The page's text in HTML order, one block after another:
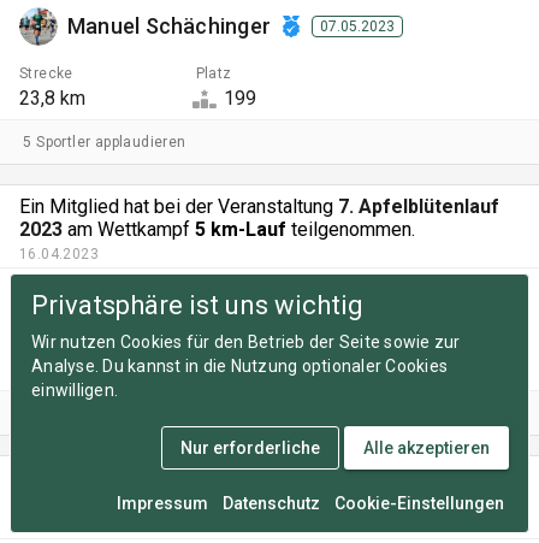
Manuel Schächinger 07.05.2023
Strecke
23,8 km
Platz
199
5 Sportler applaudieren
Ein Mitglied hat bei der Veranstaltung 7. Apfelblütenlauf
2023 am Wettkampf 5 km-Lauf teilgenommen.
16.04.2023
Paul Völkel 16.04.2023
Zeit
23:04
Pace
4:37 /km
Platz
36
Ein Mitglied hat bei der Veranstaltung 16. Tokyo Marathon
am WettkampfMarathonteilgenommen.
Privatsphäre ist uns wichtig
Wir nutzen Cookies für den Betrieb der Seite sowie zur
Analyse. Du kannst in die Nutzung optionaler Cookies
einwilligen.
Impressum Datenschutz Cookie-Einstellungen
Nur erforderliche Alle akzeptieren